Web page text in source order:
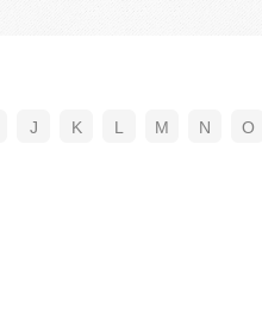
J K L M N O